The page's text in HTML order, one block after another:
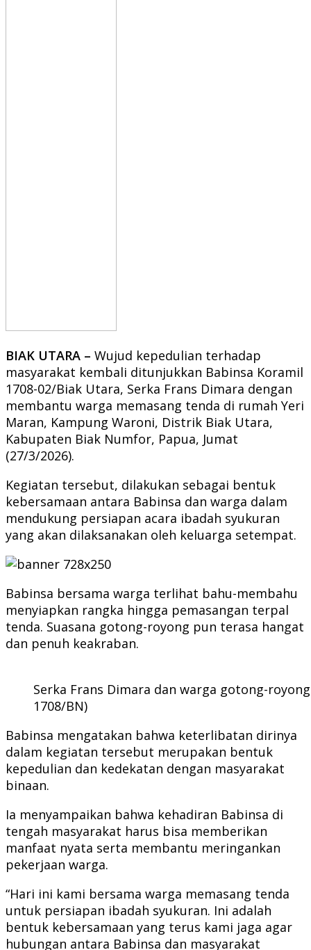
BIAK UTARA – Wujud kepedulian terhadap
masyarakat kembali ditunjukkan Babinsa Koramil
1708-02/Biak Utara, Serka Frans Dimara dengan
membantu warga memasang tenda di rumah Yeri
Maran, Kampung Waroni, Distrik Biak Utara,
Kabupaten Biak Numfor, Papua, Jumat
(27/3/2026).
Kegiatan tersebut, dilakukan sebagai bentuk
kebersamaan antara Babinsa dan warga dalam
mendukung persiapan acara ibadah syukuran
yang akan dilaksanakan oleh keluarga setempat.
Babinsa bersama warga terlihat bahu-membahu
menyiapkan rangka hingga pemasangan terpal
tenda. Suasana gotong-royong pun terasa hangat
dan penuh keakraban.
Serka Frans Dimara dan warga gotong-
1708/BN)
Babinsa mengatakan bahwa keterlibatan dirinya
dalam kegiatan tersebut merupakan bentuk
kepedulian dan kedekatan dengan masyarakat
binaan.
Ia menyampaikan bahwa kehadiran Babinsa di
tengah masyarakat harus bisa memberikan
manfaat nyata serta membantu meringankan
pekerjaan warga.
“Hari ini kami bersama warga memasang tenda
untuk persiapan ibadah syukuran. Ini adalah
bentuk kebersamaan yang terus kami jaga agar
hubungan antara Babinsa dan masyarakat